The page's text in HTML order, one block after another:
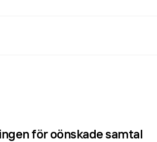
för oönskade samtal